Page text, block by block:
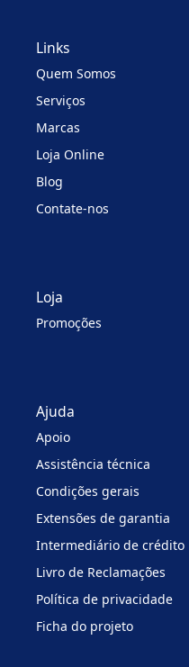
Links
Quem Somos
Serviços
Marcas
Loja Online
Blog
Contate-nos
Loja
Promoções
Ajuda
Apoio
Assistência técnica
Condições gerais
Extensões de garantia
Intermediário de crédito
Livro de Reclamações
Política de privacidade
Ficha do projeto